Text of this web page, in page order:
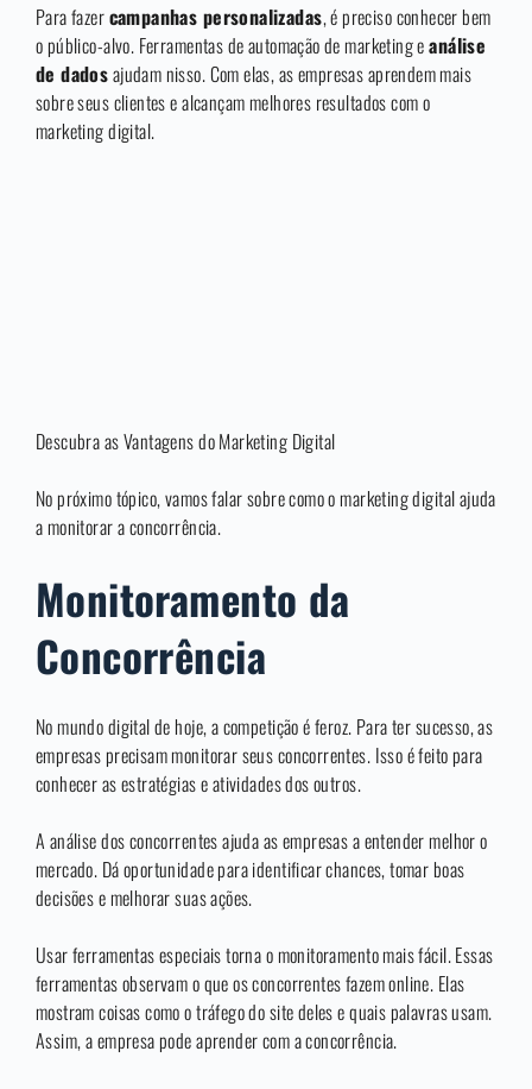
Para fazercampanhas personalizadas, é preciso conhecer bem
o público-alvo. Ferramentas de automação de marketing eanálise
de dadosajudam nisso. Com elas, as empresas aprendem mais
sobre seus clientes e alcançam melhores resultados com o
marketing digital.
Descubra as Vantagens do Marketing Digital
No próximo tópico, vamos falar sobre como o marketing digital ajuda
a monitorar a concorrência.
Monitoramento da
Concorrência
No mundo digital de hoje, a competição é feroz. Para ter sucesso, as
empresas precisam monitorar seus concorrentes. Isso é feito para
conhecer as estratégias e atividades dos outros.
A análise dos concorrentes ajuda as empresas a entender melhor o
mercado. Dá oportunidade para identificar chances, tomar boas
decisões e melhorar suas ações.
Usar ferramentas especiais torna o monitoramento mais fácil. Essas
ferramentas observam o que os concorrentes fazem online. Elas
mostram coisas como o tráfego do site deles e quais palavras usam.
Assim, a empresa pode aprender com a concorrência.